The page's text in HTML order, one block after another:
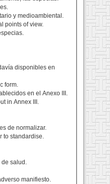
y medioambiental.
points of view.
disponibles en
form.
en el Anexo III.
in Annex III.
de normalizar.
to standardise.
de salud.
manifiesto.